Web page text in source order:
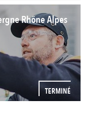
Rhône Alpes
TERMINÉ